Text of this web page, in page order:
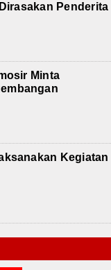
Penderita
Minta
Kegiatan